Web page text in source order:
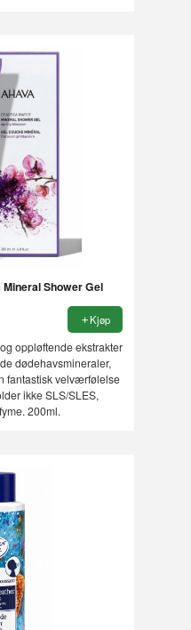
Shower Gel
Kjøp
oppløftende ekstrakter
dødehavsmineraler,
fantastisk velværfølelse
ikke SLS/SLES,
200ml.